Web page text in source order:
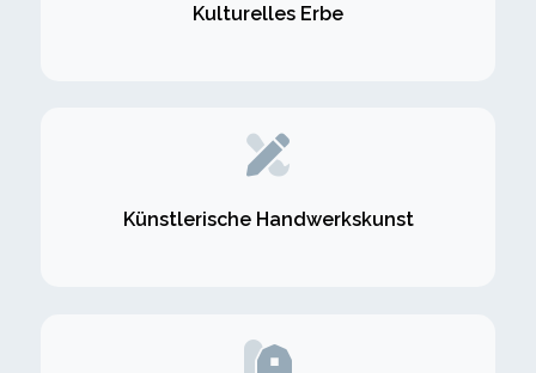
Kulturelles Erbe
Künstlerische Handwerkskunst